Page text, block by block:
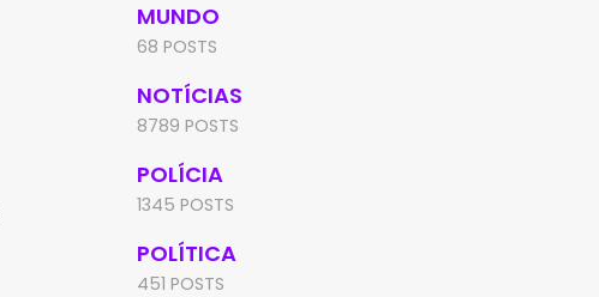
MUNDO
68 POSTS
NOTÍCIAS
8789 POSTS
POLÍCIA
1345 POSTS
POLÍTICA
451 POSTS